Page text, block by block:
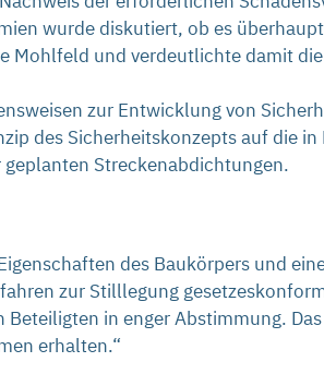
wurde diskutiert, ob es
Mohlfeld und verdeutlichte damit
zur Entwicklung von
des Sicherheitskonzepts auf die
Streckenabdichtungen.
des Baukörpers und
zur Stilllegung
in enger Abstimmung.
erhalten.“